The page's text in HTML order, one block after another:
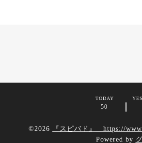
TODAY
50
©2026 『スピバド』 https://
Powered by